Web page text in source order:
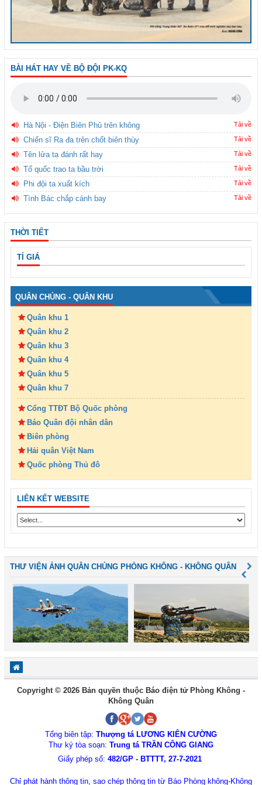
BÀI HÁT HAY VỀ BỘ ĐỘI PK-KQ
Hà Nội - Điện Biên Phủ trên không Tải về
Chiến sĩ Ra đa trên chốt biên thùy Tải về
Tên lửa ta đánh rất hay Tải về
Tổ quốc trao ta bầu trời Tải về
Phi đội ta xuất kích Tải về
Tình Bác chắp cánh bay Tải về
THỜI TIẾT
TỈ GIÁ
QUÂN CHỦNG - QUÂN KHU
Quân khu 1
Quân khu 2
Quân khu 3
Quân khu 4
Quân khu 5
Quân khu 7
Cổng TTĐT Bộ Quốc phòng
Báo Quân đội nhân dân
Biên phòng
Hải quân Việt Nam
Quốc phòng Thủ đô
LIÊN KẾT WEBSITE
THƯ VIỆN ẢNH QUÂN CHỦNG PHÒNG KHÔNG - KHÔNG QUÂN
Copyright © 2026 Bản quyền thuộc Báo điện tử Phòng Không -
Không Quân
Tổng biên tập: Thượng tá LƯƠNG KIÊN CƯỜNG
Thư ký tòa soạn: Trung tá TRẦN CÔNG GIANG
Giấy phép số: 482/GP - BTTTT, 27-7-2021
Chỉ phát hành thông tin, sao chép thông tin từ Báo Phòng không-Không